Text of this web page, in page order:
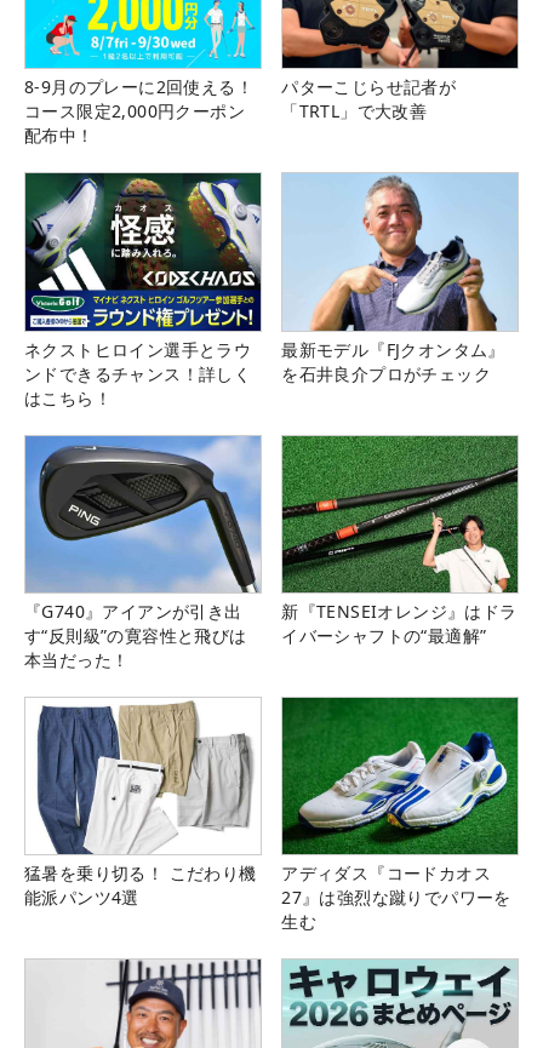
8-9月のプレーに2回使える！
コース限定2,000円クーポン
配布中！
パターこじらせ記者が
「TRTL」で大改善
ネクストヒロイン選手とラウ
ンドできるチャンス！詳しく
はこちら！
最新モデル『FJクオンタム』
を石井良介プロがチェック
『G740』アイアンが引き出
す“反則級”の寛容性と飛びは
本当だった！
新『TENSEIオレンジ』はドラ
イバーシャフトの“最適解”
猛暑を乗り切る！ こだわり機
能派パンツ4選
アディダス『コードカオス
27』は強烈な蹴りでパワーを
生む